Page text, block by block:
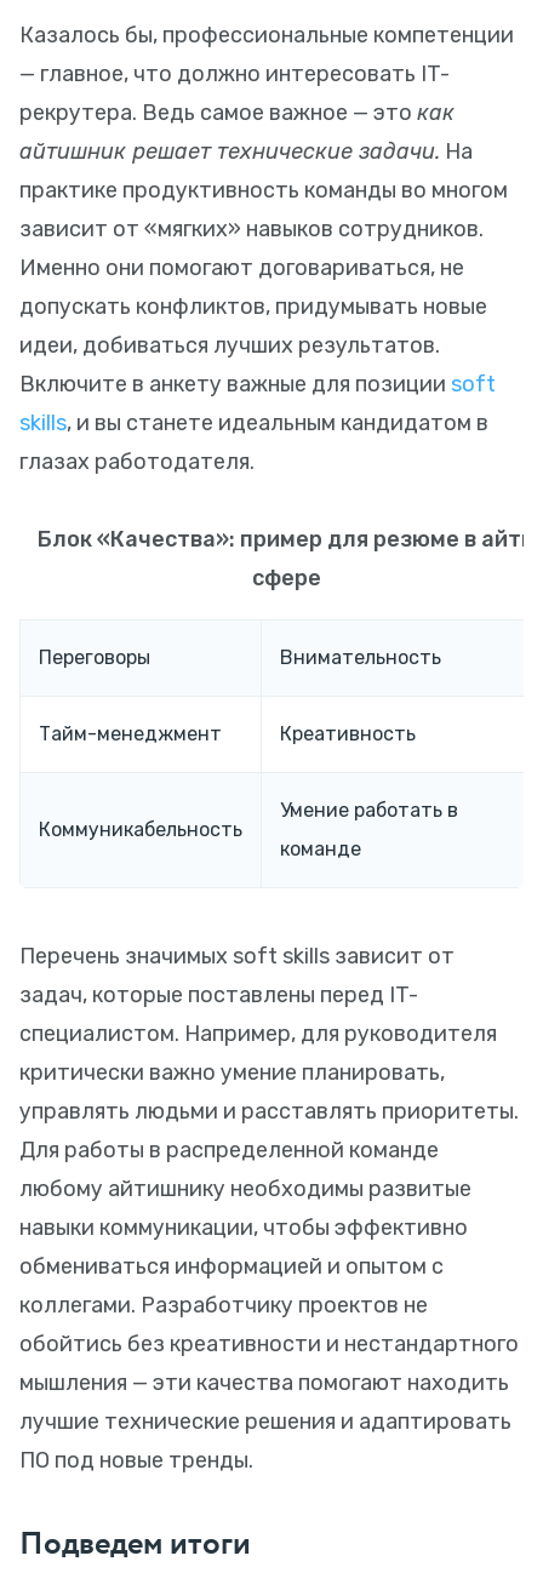
Казалось бы, профессиональные компетенции
— главное, что должно интересовать IT-
рекрутера. Ведь самое важное — это как
айтишник решает технические задачи. На
практике продуктивность команды во многом
зависит от «мягких» навыков сотрудников.
Именно они помогают договариваться, не
допускать конфликтов, придумывать новые
идеи, добиваться лучших результатов.
Включите в анкету важные для позиции soft
skills, и вы станете идеальным кандидатом в
глазах работодателя.
Блок «Качества»: пример для резюме в айти
сфере
Переговоры Внимательность
Тайм-менеджмент Креативность
Коммуникабельность
Умение работать в
команде
Перечень значимых soft skills зависит от
задач, которые поставлены перед IT-
специалистом. Например, для руководителя
критически важно умение планировать,
управлять людьми и расставлять приоритеты.
Для работы в распределенной команде
любому айтишнику необходимы развитые
навыки коммуникации, чтобы эффективно
обмениваться информацией и опытом с
коллегами. Разработчику проектов не
обойтись без креативности и нестандартного
мышления — эти качества помогают находить
лучшие технические решения и адаптировать
ПО под новые тренды.
Подведем итоги